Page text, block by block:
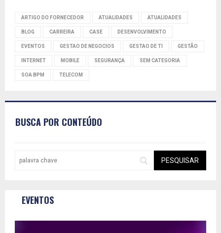
ARTIGO DO FORNECEDOR ATUALIDADES ATUALIDADES
BLOG CARREIRA CASE DESENVOLVIMENTO
EVENTOS GESTAO DE NEGOCIOS GESTAO DE TI GESTÃO
INTERNET MOBILE SEGURANÇA SEM CATEGORIA
SOA BPM TELECOM
BUSCA POR CONTEÚDO
EVENTOS